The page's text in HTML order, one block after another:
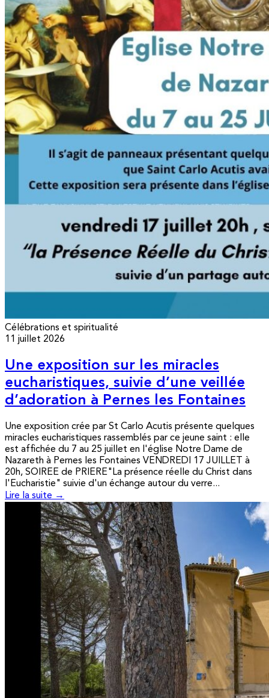
Célébrations et spiritualité
11 juillet 2026
Une exposition sur les miracles
eucharistiques, suivie d’une veillée
d’adoration à Pernes les Fontaines
Une exposition crée par St Carlo Acutis présente quelques
miracles eucharistiques rassemblés par ce jeune saint : elle
est affichée du 7 au 25 juillet en l'église Notre Dame de
Nazareth à Pernes les Fontaines VENDREDI 17 JUILLET à
20h, SOIREE de PRIERE"La présence réelle du Christ dans
l'Eucharistie" suivie d'un échange autour du verre...
Lire la suite →